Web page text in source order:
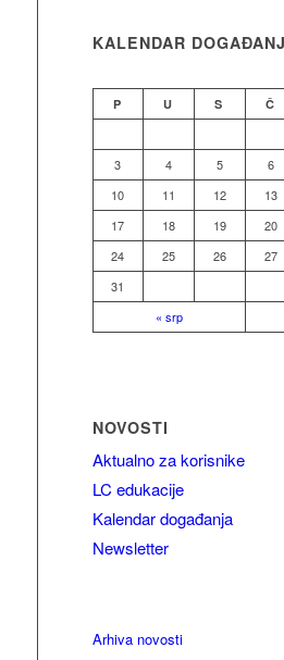
KALENDAR
P U S Č
3
4 5 6
10
11 12 13
17
18 19 20
24
25 26 27
31
« srp
NOVOSTI
Aktualno za korisnike
LC edukacije
Kalendar događanja
Newsletter
Arhiva novosti